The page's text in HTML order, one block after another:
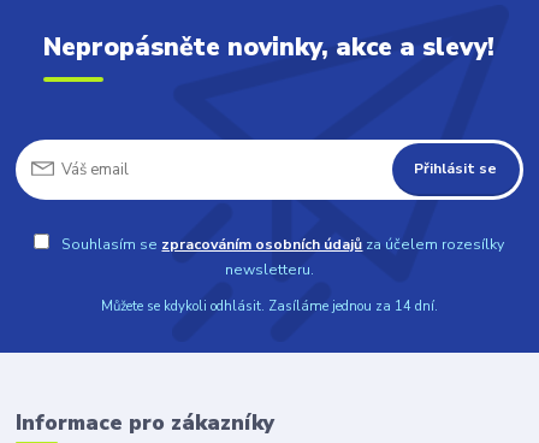
Nepropásněte novinky, akce a slevy!
Přihlásit se
Souhlasím se zpracováním osobních údajů za účelem rozesílky
newsletteru.
Můžete se kdykoli odhlásit. Zasíláme jednou za 14 dní.
Informace pro zákazníky